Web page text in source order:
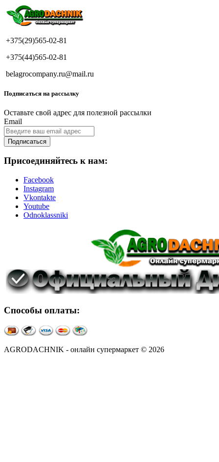
+375(29)565-02-81
+375(44)565-02-81
belagrocompany.ru@mail.ru
Подписаться на рассылку
Оставьте свой адрес для полезной рассылки
Email
Подписаться
Присоединяйтесь к нам:
Facebook
Instagram
Vkontakte
Youtube
Odnoklassniki
Способы оплаты:
AGRODACHNIK - онлайн супермаркет © 2026